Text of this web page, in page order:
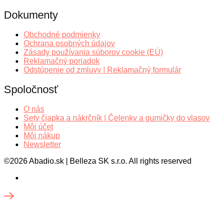
Dokumenty
Obchodné podmienky
Ochrana osobných údajov
Zásady používania súborov cookie (EÚ)
Reklamačný poriadok
Odstúpenie od zmluvy | Reklamačný formulár
Spoločnosť
O nás
Sety čiapka a nákrčník | Čelenky a gumičky do vlasov
Môj účet
Môj nákup
Newsletter
©2026 Abadio.sk | Belleza SK s.r.o. All rights reserved